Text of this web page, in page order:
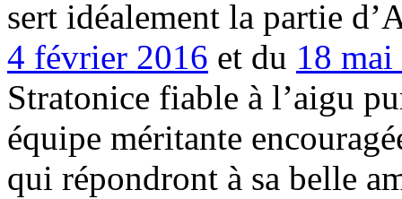
sert idéalement la partie
4 février 2016 et du 18
Stratonice fiable à l’aigu
équipe méritante
qui répondront à sa belle